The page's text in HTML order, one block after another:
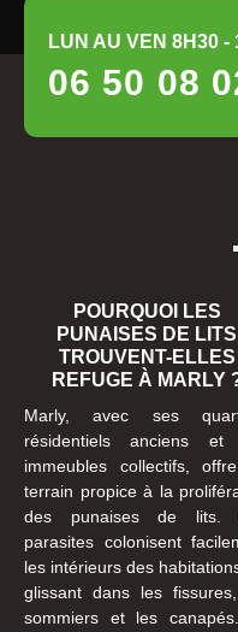
LUN AU VEN 8H30 -
06 50 08
POURQUOI LES
PUNAISES DE LITS
TROUVENT-ELLES
REFUGE À MARLY
Marly, avec ses
résidentiels anciens et
immeubles collectifs,
terrain propice à la
des punaises de lits.
parasites colonisent
les intérieurs des
glissant dans les
sommiers et les